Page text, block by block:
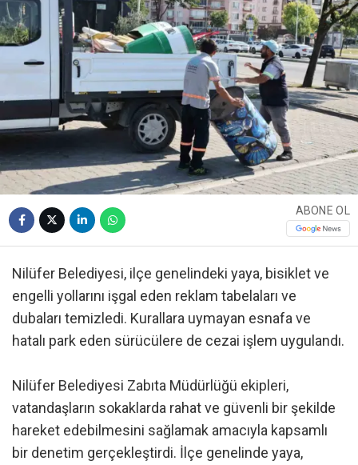
ABONE OL
Nilüfer Belediyesi, ilçe genelindeki yaya, bisiklet ve
engelli yollarını işgal eden reklam tabelaları ve
dubaları temizledi. Kurallara uymayan esnafa ve
hatalı park eden sürücülere de cezai işlem uygulandı.
Nilüfer Belediyesi Zabıta Müdürlüğü ekipleri,
vatandaşların sokaklarda rahat ve güvenli bir şekilde
hareket edebilmesini sağlamak amacıyla kapsamlı
bir denetim gerçekleştirdi. İlçe genelinde yaya,